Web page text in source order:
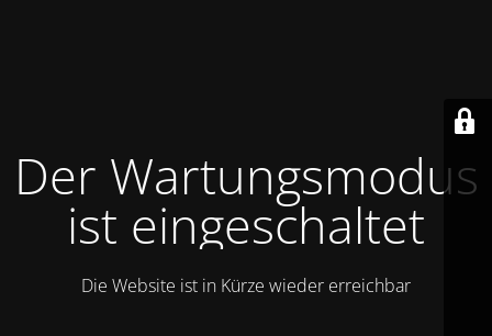
Der Wartungsmodus
ist eingeschaltet
Die Website ist in Kürze wieder erreichbar